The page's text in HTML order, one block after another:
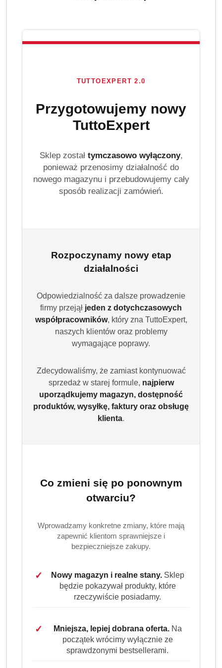
Finish Ultimate 0% Kapsułki do
Ekologiczne, bez zapachu
Ekologiczne kapsułki do zmywarki Finish Ultimate
tłuszcz i uporczywe zabrudzenia już przy niskiej
temperaturze. Posiadają certyfikat EU Ecolabel i są
w pełni biodegradowalne.
Dostępność:Brak towaru
Powiadom gdy produkt będzie dostępny
TUTTOEXPERT 2.0
Przygotowujemy nowy
TuttoExpert
Sklep został tymczasowo wyłączony,
ponieważ przenosimy działalność do
nowego magazynu i przebudowujemy cały
sposób realizacji zamówień.
Rozpoczynamy nowy etap
działalności
Odpowiedzialność za dalsze prowadzenie
firmy przejął jeden z dotychczasowych
współpracowników, który zna TuttoExpert,
naszych klientów oraz problemy
wymagające poprawy.
Zdecydowaliśmy, że zamiast kontynuować
sprzedaż w starej formule, najpierw
uporządkujemy magazyn, dostępność
produktów, wysyłkę, faktury oraz obsługę
klienta.
Co zmieni się po ponownym
otwarciu?
Wprowadzamy konkretne zmiany, które mają
zapewnić klientom sprawniejsze i
bezpieczniejsze zakupy.
✓ Nowy magazyn i realne stany.Sklep
będzie pokazywał produkty, które
rzeczywiście posiadamy.
✓ Mniejsza, lepiej dobrana oferta.Na
początek wrócimy wyłącznie ze
sprawdzonymi bestsellerami.